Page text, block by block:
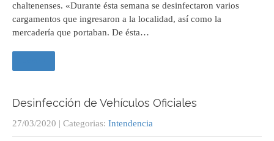
chaltenenses. «Durante ésta semana se desinfectaron varios
cargamentos que ingresaron a la localidad, así como la
mercadería que portaban. De ésta…
Desinfección de Vehículos Oficiales
27/03/2020 | Categorias: Intendencia